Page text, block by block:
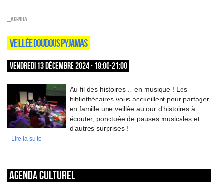
_Agenda
VEILLÉE DOUDOUS PYJAMAS
VENDREDI 13 DÉCEMBRE 2024 - 19:00-21:00
Au fil des histoires… en musique ! Les
bibliothécaires vous accueillent pour partager
en famille une veillée autour d’histoires à
écouter, ponctuée de pauses musicales et
d’autres surprises !
Lire la suite
Agenda culturel